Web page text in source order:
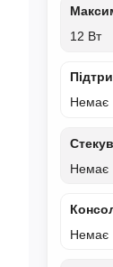
12 Вт
Немає
Немає
Немає